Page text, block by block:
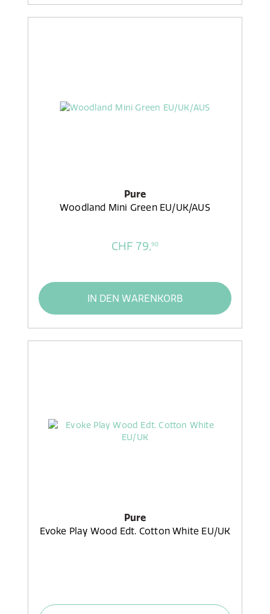
Pure
Woodland Mini Green EU/UK/AUS
CHF 79,90
IN DEN WARENKORB
Pure
Evoke Play Wood Edt. Cotton White EU/UK